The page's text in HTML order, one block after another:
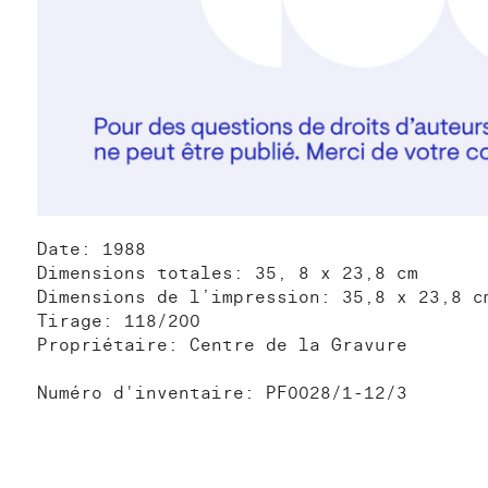
Date: 1988
Dimensions totales: 35, 8 x 23,8 cm
Dimensions de l’impression: 35,8 x 23,8
Tirage: 118/200
Propriétaire: Centre de la Gravure
Numéro d'inventaire: PF0028/1-12/3